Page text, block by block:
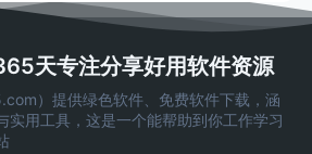
天专注分享好用软件资源
）提供绿色软件、免费软件下载，涵
实用工具，这是一个能帮助到你工作学习